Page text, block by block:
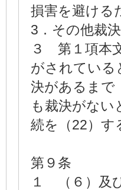
損害を避ける
3．その他裁
３ 第１項本
がされている
決があるまで
も裁決がない
続を（22）す
第９条
１ （６）及